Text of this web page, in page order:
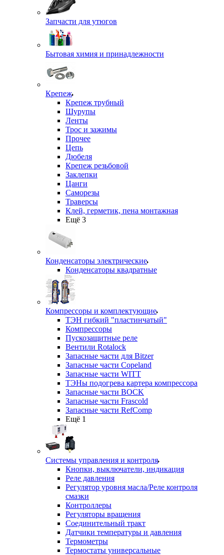
Запчасти для утюгов
Бытовая химия и принадлежности
Крепеж
Крепеж трубный
Шурупы
Ленты
Трос и зажимы
Прочее
Цепь
Дюбеля
Крепеж резьбовой
Заклепки
Цанги
Саморезы
Траверсы
Клей, герметик, пена монтажная
Ещё 3
Конденсаторы электрические
Конденсаторы квадратные
Компрессоры и комплектующие
ТЭН гибкий "пластинчатый"
Компрессоры
Пускозащитные реле
Вентили Rotalock
Запасные части для Bitzer
Запасные части Copeland
Запасные части WITT
ТЭНы подогрева картера компрессора
Запасные части BOCK
Запасные части Frascold
Запасные части RefComp
Ещё 1
Системы управления и контроля
Кнопки, выключатели, индикация
Реле давления
Регулятор уровня масла/Реле контроля
смазки
Контроллеры
Регуляторы вращения
Соединительный тракт
Датчики температуры и давления
Термометры
Термостаты универсальные